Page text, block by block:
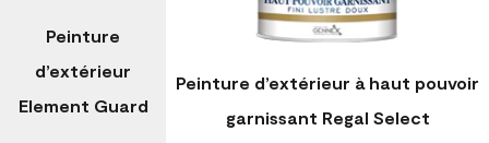
Peinture
d’extérieur
Element Guard
Peinture d’extérieur à haut pouvoir
garnissant Regal Select